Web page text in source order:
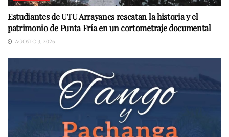
Estudiantes de UTU Arrayanes rescatan la historia y el
patrimonio de Punta Fría en un cortometraje documental
AGOSTO 3, 2026